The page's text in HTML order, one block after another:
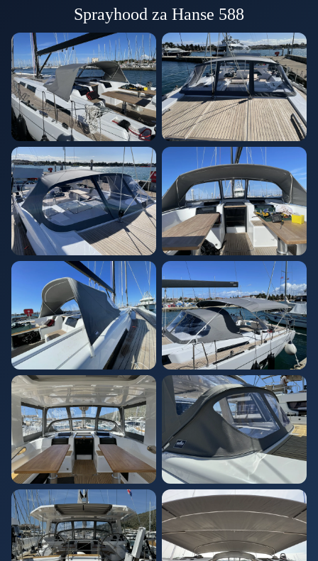
Sprayhood za Hanse 588